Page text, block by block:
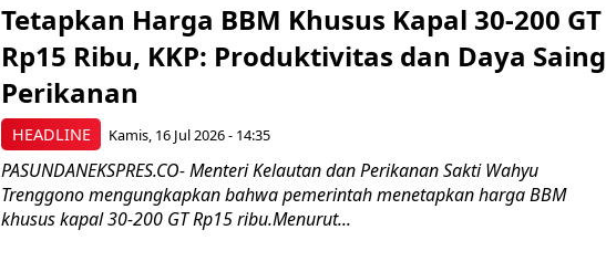
HEADLINE
Tetapkan Harga BBM Khusus Kapal 30-200 GT
Rp15 Ribu, KKP: Produktivitas dan Daya Saing
Perikanan
Kamis, 16 Jul 2026 - 14:35
PASUNDANEKSPRES.CO- Menteri Kelautan dan Perikanan Sakti Wahyu
Trenggono mengungkapkan bahwa pemerintah menetapkan harga BBM
khusus kapal 30-200 GT Rp15 ribu.Menurut...